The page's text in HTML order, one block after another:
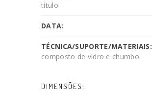
título
DATA:
TÉCNICA/SUPORTE/MATERIAIS:
composto de vidro e chumbo
DIMENSÕES: